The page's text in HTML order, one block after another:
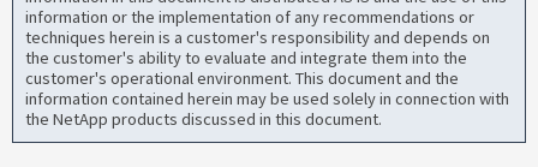
information or the implementation of any recommendations or
techniques herein is a customer's responsibility and depends on
the customer's ability to evaluate and integrate them into the
customer's operational environment. This document and the
information contained herein may be used solely in connection with
the NetApp products discussed in this document.